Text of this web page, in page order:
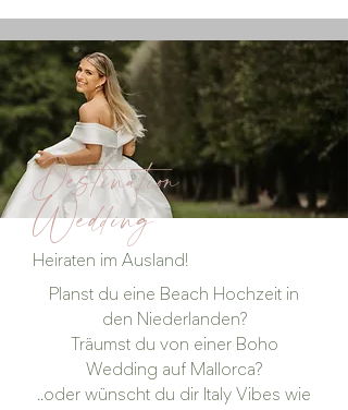
Destination
Wedding
Heiraten im Ausland!
Planst du eine Beach Hochzeit in
den Niederlanden?
Träumst du von einer Boho
Wedding auf Mallorca?
..oder wünscht du dir Italy Vibes wie